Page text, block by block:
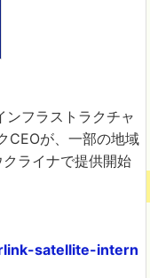
フラストラクチャ
CEOが、一部の地域
ライナで提供開始
satellite-intern